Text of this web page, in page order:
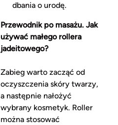
dbania o urodę.
Przewodnik po masażu. Jak
używać małego rollera
jadeitowego?
Zabieg warto zacząć od
oczyszczenia skóry twarzy,
a następnie nałożyć
wybrany kosmetyk. Roller
można stosować